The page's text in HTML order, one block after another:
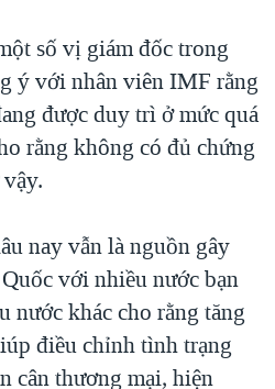
số vị giám đốc trong
ý với nhân viên IMF rằng
được duy trì ở mức quá
rằng không có đủ chứng
nay vẫn là nguồn gây
với nhiều nước bạn
nước khác cho rằng tăng
điều chỉnh tình trạng
cân thương mại, hiện